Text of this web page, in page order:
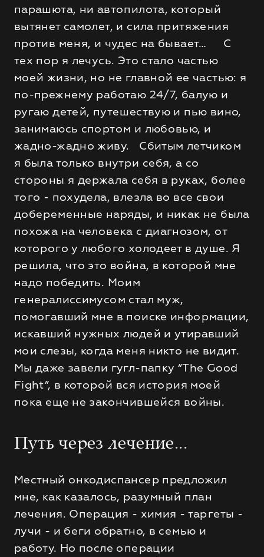
парашюта, ни автопилота, который
вытянет самолет, и сила притяжения
против меня, и чудес на бывает… С
тех пор я лечусь. Это стало частью
моей жизни, но не главной ее частью: я
по-прежнему работаю 24/7, балую и
ругаю детей, путешествую и пью вино,
занимаюсь спортом и любовью, и
жадно-жадно живу. Сбитым летчиком
я была только внутри себя, а со
стороны я держала себя в руках, более
того - похудела, влезла во все свои
добеременные наряды, и никак не была
похожа на человека с диагнозом, от
которого у любого холодеет в душе. Я
решила, что это война, в которой мне
надо победить. Моим
генералиссимусом стал муж,
помогавший мне в поиске информации,
искавший нужных людей и утиравший
мои слезы, когда меня никто не видит.
Мы даже завели гугл-папку “The Good
Fight”, в которой вся история моей
пока еще не закончившейся войны.
Путь через лечение...
Местный онкодиспансер предложил
мне, как казалось, разумный план
лечения. Операция - химия - таргеты -
лучи - и беги обратно, в семью и
работу. Но после операции